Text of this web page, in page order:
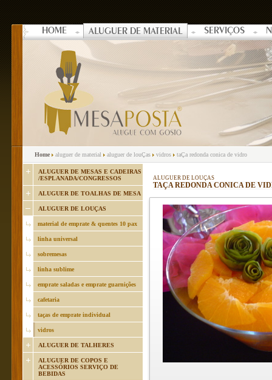
HOME ALUGUER DE MATERIAL SERVIÇOS
Home aluguer de material aluguer de louÇas vidros taÇa redonda conica de vidro
ALUGUER DE MESAS E CADEIRAS
/ESPLANADA/CONGRESSOS
ALUGUER DE TOALHAS DE MESA
ALUGUER DE LOUÇAS
material de emprate & quentes 10 pax
linha universal
sobremesas
linha sublime
emprate saladas e emprate guarnições
cafetaria
taças de emprate individual
vidros
ALUGUER DE TALHERES
ALUGUER DE COPOS E
ACESSÓRIOS SERVIÇO DE
BEBIDAS
ALUGUER DE LOUÇAS
TAÇA REDONDA CONICA DE